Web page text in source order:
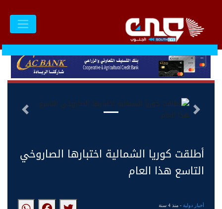
التالى السابق
أطلقت كوريا الشمالية اختبارها الصاروخي
التاسع هذا العام
أخبار دولية- منذ 4 سنة